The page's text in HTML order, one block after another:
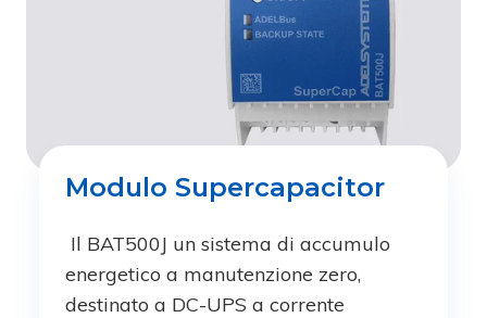
Modulo Supercapacitor
Il BAT500J un sistema di accumulo
energetico a manutenzione zero,
destinato a DC-UPS a corrente